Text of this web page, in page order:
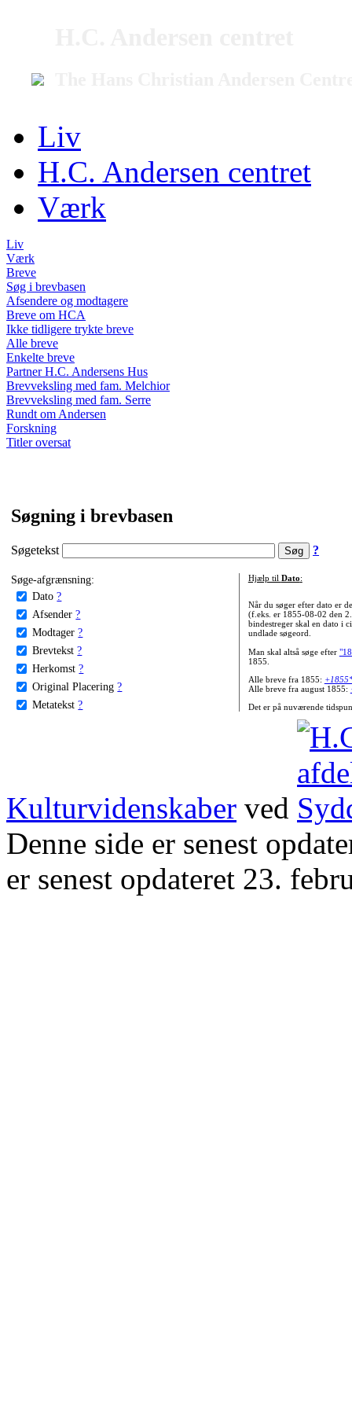
Liv
H.C. Andersen centret
Værk
Liv
Værk
Breve
Søg i brevbasen
Afsendere og modtagere
Breve om HCA
Ikke tidligere trykte breve
Alle breve
Enkelte breve
Partner H.C. Andersens Hus
Brevveksling med fam. Melchior
Brevveksling med fam. Serre
Rundt om Andersen
Forskning
Titler oversat
Søgning i brevbasen
Søgetekst ?
Søge-afgrænsning:
Dato ?
Afsender ?
Modtager ?
Brevtekst ?
Herkomst ?
Original Placering ?
Metatekst ?
Hjælp til Dato:
Når du søger efter dato er
(f.eks. er 1855-08-02 den
bindestreger skal en dato i
undlade søgeord.
Man skal altså søge efter
1855.
Alle breve fra 1855:
Alle breve fra august 1855:
Det er på nuværende
Kulturvidenskaber ved
Denne side er senest
er senest opdateret 23.